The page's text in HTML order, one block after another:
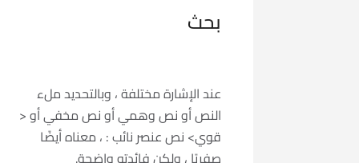
بحث
عند الإشارة مختلفة ، وبالتحديد ملء
النص أو نص وهمي أو نص مخفي أو <
قوي> نص عنصر نائب : ، معناه أيضًا